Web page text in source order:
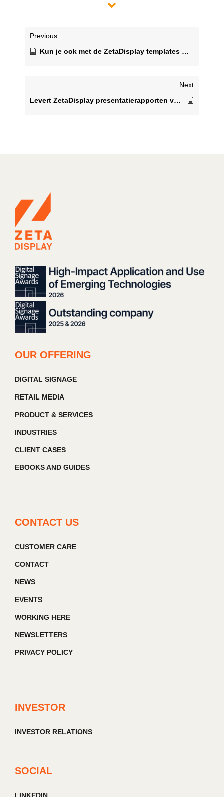
Previous
Kun je ook met de ZetaDisplay templates werken als je geen technische of grafische vaardigheden hebt?
Next
Levert ZetaDisplay presentatierapporten voor wat er afgespeeld wordt op mijn netwerk?
OUR OFFERING
DIGITAL SIGNAGE
RETAIL MEDIA
PRODUCT & SERVICES
INDUSTRIES
CLIENT CASES
EBOOKS AND GUIDES
CONTACT US
CUSTOMER CARE
CONTACT
NEWS
EVENTS
WORKING HERE
NEWSLETTERS
PRIVACY POLICY
INVESTOR
INVESTOR RELATIONS
SOCIAL